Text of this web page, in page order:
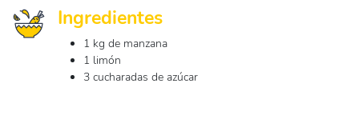
Ingredientes
1 kg de manzana
1 limón
3 cucharadas de azúcar